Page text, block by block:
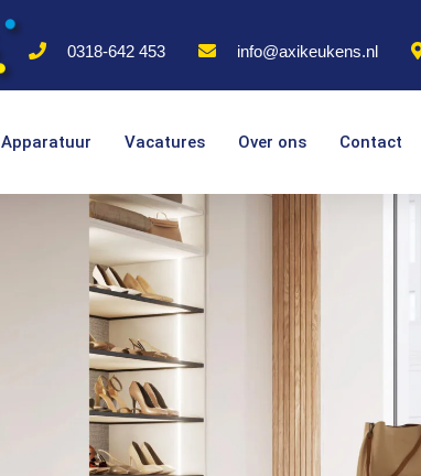
0318-642 453 info@axikeukens.nl
Apparatuur Vacatures Over ons Contact